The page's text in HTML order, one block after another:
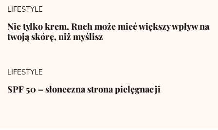
LIFESTYLE
Nie tylko krem. Ruch może mieć większy wpływ na
twoją skórę, niż myślisz
LIFESTYLE
SPF 50 – słoneczna strona pielęgnacji